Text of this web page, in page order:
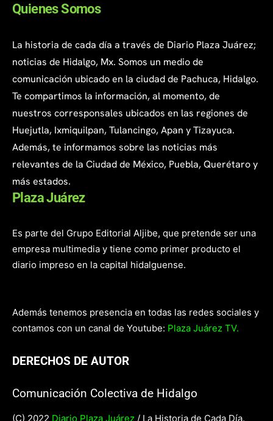
Quienes Somos
La historia de cada día a través de Diario Plaza Juárez;
noticias de Hidalgo, Mx. Somos un medio de
comunicación ubicado en la ciudad de Pachuca, Hidalgo.
Te compartimos la información, al momento, de
nuestros corresponsales ubicados en las regiones de
Huejutla, Ixmiquilpan, Tulancingo, Apan y Tizayuca.
Además, te informamos sobre las noticias más
relevantes de la Ciudad de México, Puebla, Querétaro y
más estados.
Plaza Juárez
Es parte del Grupo Editorial Aljibe, que pretende ser una
empresa multimedia y tiene como primer producto el
diario impreso en la capital hidalguense.
Además tenemos presencia en todas las redes sociales y
contamos con un canal de Youtube: Plaza Juárez TV.
DERECHOS DE AUTOR
Comunicación Colectiva de Hidalgo
(C) 2022 Diario Plaza Juárez / La Historia de Cada Día.